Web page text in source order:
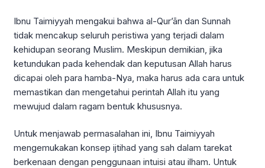
Ibnu Taimiyyah mengakui bahwa al-Qur’ān dan Sunnah
tidak mencakup seluruh peristiwa yang terjadi dalam
kehidupan seorang Muslim. Meskipun demikian, jika
ketundukan pada kehendak dan keputusan Allah harus
dicapai oleh para hamba-Nya, maka harus ada cara untuk
memastikan dan mengetahui perintah Allah itu yang
mewujud dalam ragam bentuk khususnya.
Untuk menjawab permasalahan ini, Ibnu Taimiyyah
mengemukakan konsep ijtihad yang sah dalam tarekat
berkenaan dengan penggunaan intuisi atau ilham. Untuk